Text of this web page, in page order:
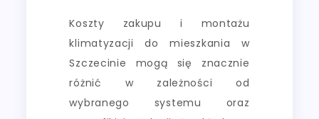
Koszty zakupu i montażu
klimatyzacji do mieszkania w
Szczecinie mogą się znacznie
różnić w zależności od
wybranego systemu oraz